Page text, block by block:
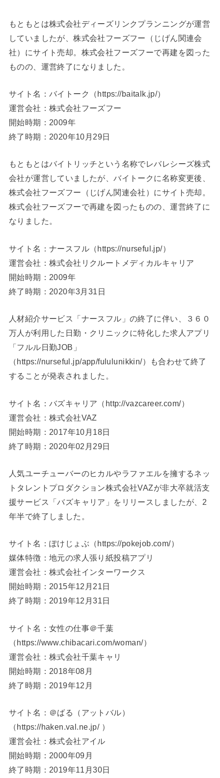
もともとは株式会社ディーズリンクプランニングが運営
していましたが、株式会社フーズフー（じげん関連会
社）にサイト売却。株式会社フーズフーで再建を図った
ものの、運営終了になりました。
サイト名：バイトーク（https://baitalk.jp/）
運営会社：株式会社フーズフー
開始時期：2009年
終了時期：2020年10月29日
もともとはバイトリッチという名称でレバレシーズ株式
会社が運営していましたが、バイトークに名称変更後、
株式会社フーズフー（じげん関連会社）にサイト売却。
株式会社フーズフーで再建を図ったものの、運営終了に
なりました。
サイト名：ナースフル（https://nurseful.jp/）
運営会社：株式会社リクルートメディカルキャリア
開始時期：2009年
終了時期：2020年3月31日
人材紹介サービス「ナースフル」の終了に伴い、３６０
万人が利用した日勤・クリニックに特化した求人アプリ
「フルル日勤JOB」
（https://nurseful.jp/app/fululunikkin/）も合わせて終了
することが発表されました。
サイト名：バズキャリア（http://vazcareer.com/）
運営会社：株式会社VAZ
開始時期：2017年10月18日
終了時期：2020年02月29日
人気ユーチューバーのヒカルやラファエルを擁するネッ
トタレントプロダクション株式会社VAZが非大卒就活支
援サービス「バズキャリア」をリリースしましたが、2
年半で終了しました。
サイト名：ぽけじょぶ（https://pokejob.com/）
媒体特徴：地元の求人張り紙投稿アプリ
運営会社：株式会社インターワークス
開始時期：2015年12月21日
終了時期：2019年12月31日
サイト名：女性の仕事＠千葉
（https://www.chibacari.com/woman/）
運営会社：株式会社千葉キャリ
開始時期：2018年08月
終了時期：2019年12月
サイト名：＠ばる（アットバル）
（https://haken.val.ne.jp/ ）
運営会社：株式会社アイル
開始時期：2000年09月
終了時期：2019年11月30日